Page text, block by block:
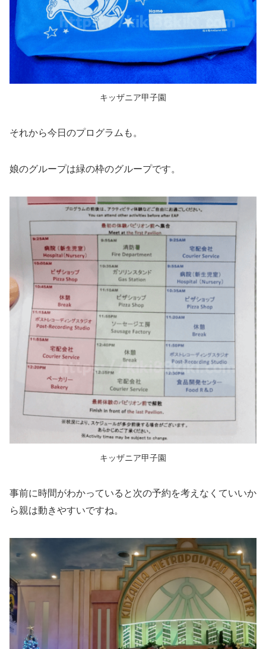
キッザニア甲子園
それから今日のプログラムも。
娘のグループは緑の枠のグループです。
キッザニア甲子園
事前に時間がわかっていると次の予約を考えなくていいか
ら親は動きやすいですね。